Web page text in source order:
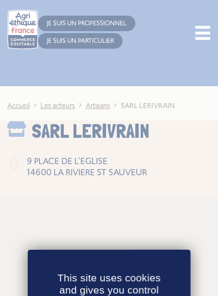
JE SUIS UN PROFESSIONNEL
JE SUIS UN PARTICULIER
Accueil Les acteurs Artisans SARL LERIVRAIN
SARL LERIVRAIN
9 PLACE DE L'EGLISE
14600 LA RIVIERE ST SAUVEUR
This site uses cookies
and gives you control